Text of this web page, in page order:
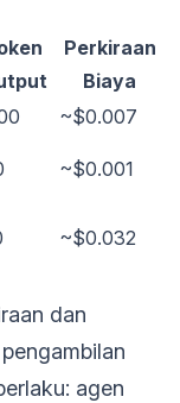
Perkiraan
Biaya
~$0.007
~$0.001
~$0.032
dan
agen